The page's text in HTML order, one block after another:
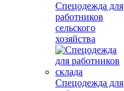
Спецодежда для
работников
сельского
хозяйства
Спецодежда для